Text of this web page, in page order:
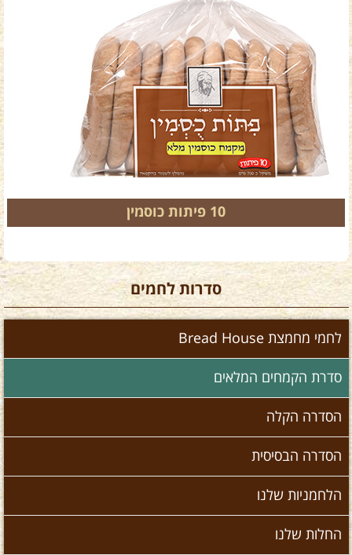
10 פיתות כוסמין
סדרות לחמים
לחמי מחמצת Bread House
סדרת הקמחים המלאים
הסדרה הקלה
הסדרה הבסיסית
הלחמניות שלנו
החלות שלנו